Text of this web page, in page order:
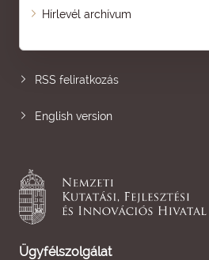
Hírlevél archívum
Oldaltérkép
RSS feliratkozás
English version
Ügyfélszolgálat